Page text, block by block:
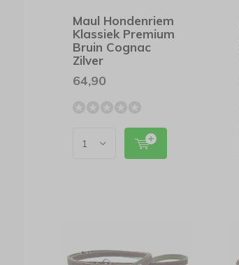
Maul Hondenriem
Klassiek Premium
Bruin Cognac
Zilver
64,90